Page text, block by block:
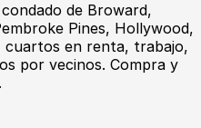
de Broward,
Pines, Hollywood,
cuartos en renta, trabajo,
por vecinos. Compra y